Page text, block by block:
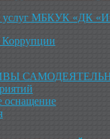
услуг МБКУК «ДК
Коррупции
оснащение